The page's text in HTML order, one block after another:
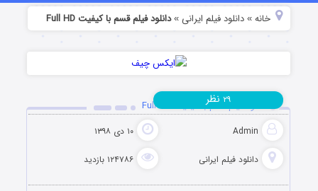
خانه »دانلود فیلم‌ ایرانی »دانلود فیلم قسم با کیفیت Full HD
دانلود فیلم قسم با کیفیت Full HD
Admin ۱۰ دی ۱۳۹۸
دانلود فیلم‌ ایرانی ۱۲۴۷۸۶ بازدید
۲۹ نظر